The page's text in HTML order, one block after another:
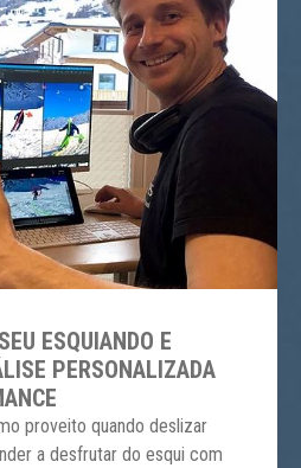
ESQUIANDO E
PERSONALIZADA
proveito quando deslizar
a desfrutar do esqui com